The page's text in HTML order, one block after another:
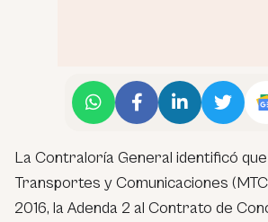
La Contraloría General identificó
Transportes y Comunicaciones
2016, la Adenda 2 al Contrato de